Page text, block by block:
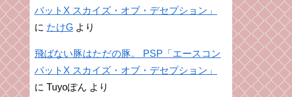
バットX スカイズ・オブ・デセプション」
に たけG より
飛ばない豚はただの豚。 PSP「エースコン
バットX スカイズ・オブ・デセプション」
に Tuyoぽん より